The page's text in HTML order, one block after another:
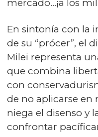
mercado…¡a los
En sintonía con la
de su “prócer”, el
Milei representa
que combina
con
de no aplicarse
niega el disenso y
confrontar